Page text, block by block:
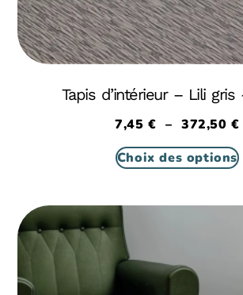
Tapis d’intérieur – Lili
7,45€ – 372,50€
Choix des options